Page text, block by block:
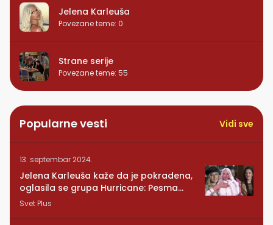
Jelena Karleuša
Povezane teme: 0
Strane serije
Povezane teme: 55
Popularne vesti Vidi sve
13. septembar 2024.
Jelena Karleuša kaže da je pokradena,
oglasila se grupa Hurricane: Pesma
RUNDE je naša!
Svet Plus